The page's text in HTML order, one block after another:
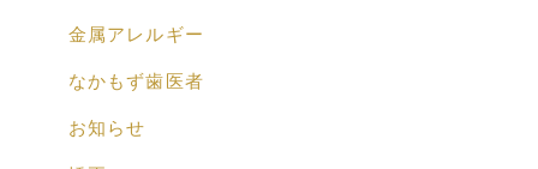
金属アレルギー
なかもず歯医者
お知らせ